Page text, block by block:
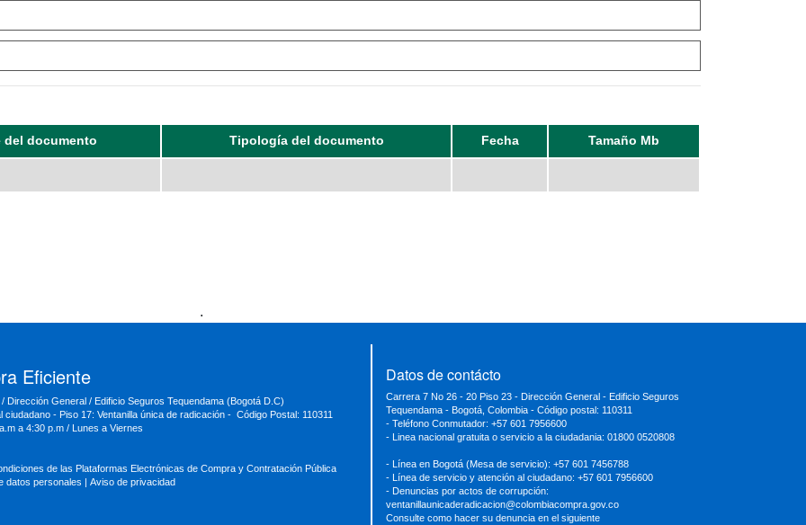
del documento Tipología del documento Fecha Tamaño Mb
.
Eficiente
Dirección General / Edificio Seguros Tequendama (Bogotá D.C)
ciudadano - Piso 17: Ventanilla única de radicación - Código Postal: 110311
a 4:30 p.m / Lunes a Viernes
de las Plataformas Electrónicas de Compra y Contratación Pública
datos personales
Aviso de privacidad
Datos de contácto
Carrera 7 No 26 - 20 Piso 23 - Dirección General - Edificio Seguros
Tequendama - Bogotá, Colombia - Código postal: 110311
- Teléfono Conmutador: +57 601 7956600
- Linea nacional gratuita o servicio a la ciudadania: 01800 0520808
- Línea en Bogotá (Mesa de servicio): +57 601 7456788
- Línea de servicio y atención al ciudadano: +57 601 7956600
- Denuncias por actos de corrupción:
ventanillaunicaderadicacion@colombiacompra.gov.co
Consulte como hacer su denuncia en el siguiente